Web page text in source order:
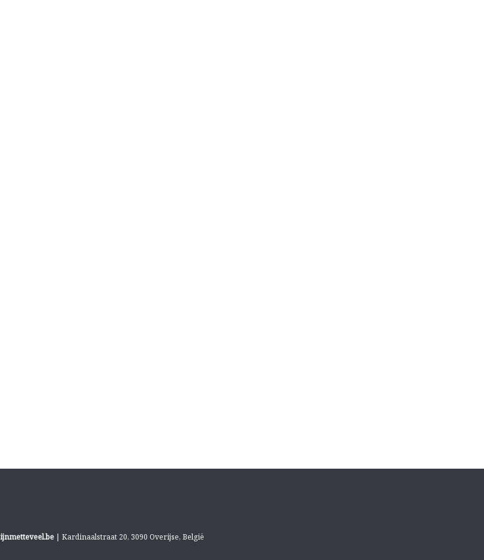
| Kardinaalstraat 20, 3090 Overijse, België